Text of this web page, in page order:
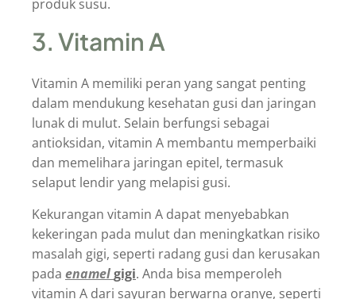
produk susu.
3. Vitamin A
Vitamin A memiliki peran yang sangat penting
dalam mendukung kesehatan gusi dan jaringan
lunak di mulut. Selain berfungsi sebagai
antioksidan, vitamin A membantu memperbaiki
dan memelihara jaringan epitel, termasuk
selaput lendir yang melapisi gusi.
Kekurangan vitamin A dapat menyebabkan
kekeringan pada mulut dan meningkatkan risiko
masalah gigi, seperti radang gusi dan kerusakan
pada enamelgigi. Anda bisa memperoleh
vitamin A dari sayuran berwarna oranye, seperti